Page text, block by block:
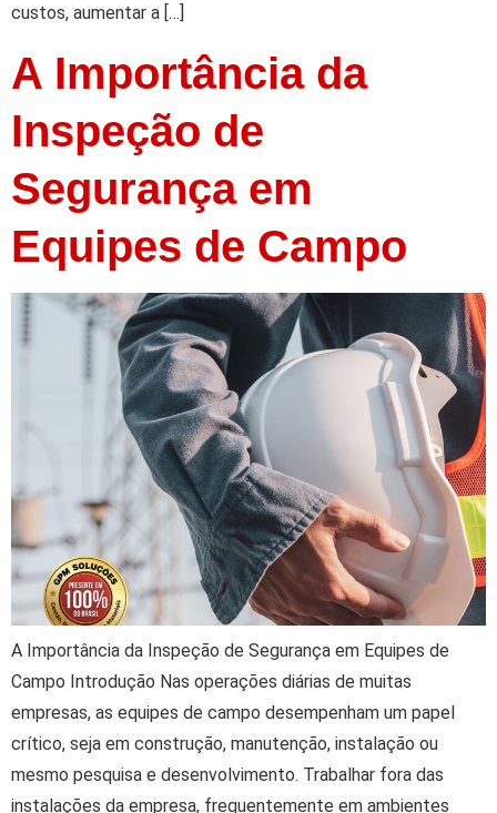
custos, aumentar a […]
A Importância da
Inspeção de
Segurança em
Equipes de Campo
A Importância da Inspeção de Segurança em Equipes de
Campo Introdução Nas operações diárias de muitas
empresas, as equipes de campo desempenham um papel
crítico, seja em construção, manutenção, instalação ou
mesmo pesquisa e desenvolvimento. Trabalhar fora das
instalações da empresa, frequentemente em ambientes